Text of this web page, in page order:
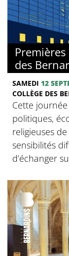
des
SAMEDI 12
COLLÈGE DES
Cette
politiques,
religieuses
sensibilités
d’échanger